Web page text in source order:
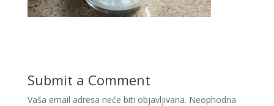
Submit a Comment
Vaša email adresa neće biti objavljivana. Neophodna